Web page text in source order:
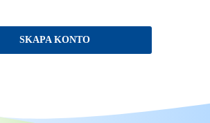
SKAPA KONTO